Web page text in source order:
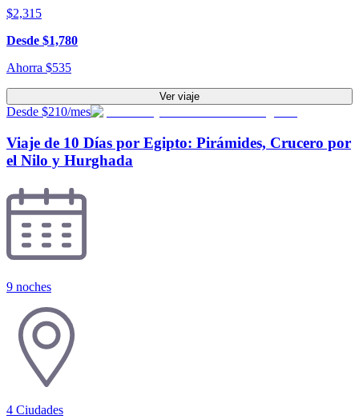
$2,315
Desde $1,780
Ahorra $535
Ver viaje
Desde $210/mes
Viaje de 10 Días por Egipto: Pirámides, Crucero por
el Nilo y Hurghada
9 noches
4 Ciudades